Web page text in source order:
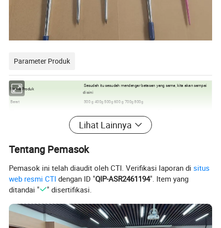
Parameter Produk
Nama Produk
Sesudah itu sesudah mendengar batasan yang sama, kita akan sampai
di sini
Berat
300 g 400g 500g 600 g 700g 800g
sampel terima kapan saja
10 potong
Fotografi Produk
Lihat Lainnya
Tentang Pemasok
Pemasok ini telah diaudit oleh CTI. Verifikasi laporan disitus
web resmi CTI dengan ID "QIP-ASR2461194". Item yang
ditandai "
" disertifikasi.